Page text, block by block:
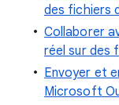
des fichiers
Collaborer
réel sur des
Envoyer et
Microsoft